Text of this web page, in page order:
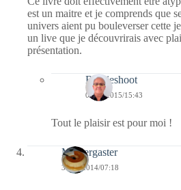
est un maitre et je comprends que
univers aient pu bouleverser cette
un live que je découvrirais avec
présentation.
Bernieshoot
03/01/2015/15:43
Tout le plaisir est pour moi !
Messergaster
31/12/2014/07:18